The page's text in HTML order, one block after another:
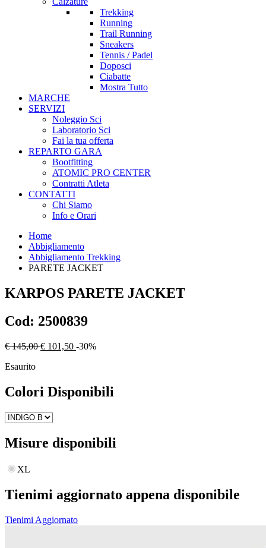
Trekking
Running
Trail Running
Sneakers
Tennis / Padel
Doposci
Ciabatte
Mostra Tutto
MARCHE
SERVIZI
Noleggio Sci
Laboratorio Sci
Fai la tua offerta
REPARTO GARA
Bootfitting
ATOMIC PRO CENTER
Contratti Atleta
CONTATTI
Chi Siamo
Info e Orari
Home
Abbigliamento
Abbigliamento Trekking
PARETE JACKET
KARPOS PARETE JACKET
Cod: 2500839
€ 145,00 € 101,50 -30%
Esaurito
Colori Disponibili
Misure disponibili
XL
Tienimi aggiornato appena disponibile
Tienimi Aggiornato